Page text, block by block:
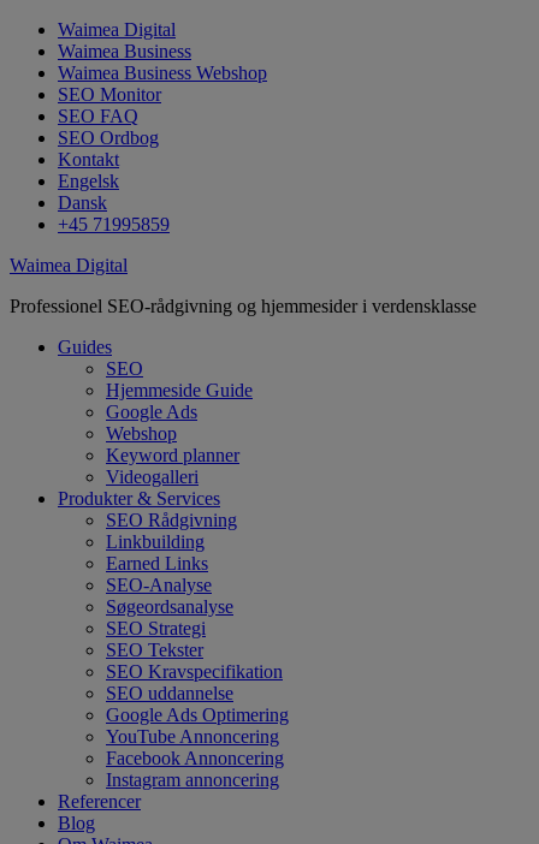
Waimea Digital
Waimea Business
Waimea Business Webshop
SEO Monitor
SEO FAQ
SEO Ordbog
Kontakt
Engelsk
Dansk
+45 71995859
Waimea Digital
Professionel SEO-rådgivning og hjemmesider i verdensklasse
Guides
SEO
Hjemmeside Guide
Google Ads
Webshop
Keyword planner
Videogalleri
Produkter & Services
SEO Rådgivning
Linkbuilding
Earned Links
SEO-Analyse
Søgeordsanalyse
SEO Strategi
SEO Tekster
SEO Kravspecifikation
SEO uddannelse
Google Ads Optimering
YouTube Annoncering
Facebook Annoncering
Instagram annoncering
Referencer
Blog